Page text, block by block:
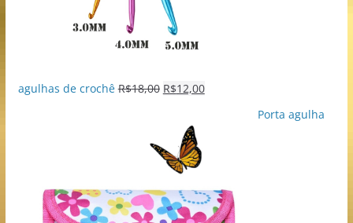
agulhas de crochê R$18,00 R$12,00
Porta agulha